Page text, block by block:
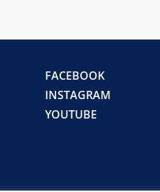
FACEBOOK
INSTAGRAM
YOUTUBE